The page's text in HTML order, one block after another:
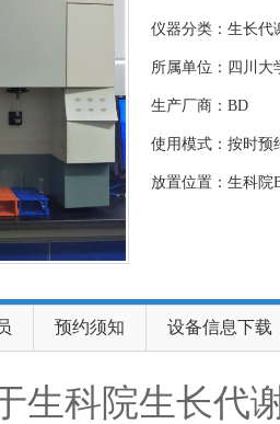
仪器分类：生长代
所属单位： 四川大
生产厂商：BD
使用模式：按时预
放置位置：生科院
预约须知 设备信息下载
生科院生长代